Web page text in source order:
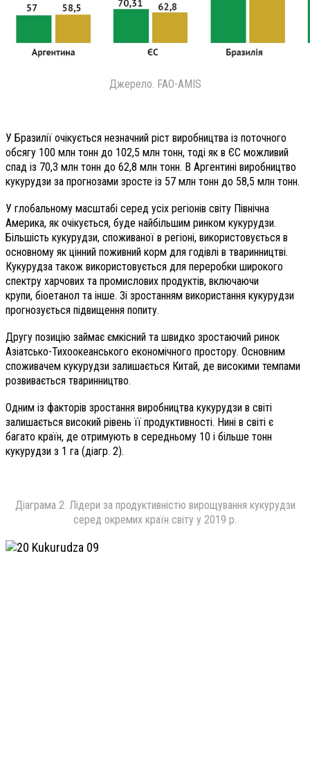
Джерело. FAO-AMIS
У Бразилії очікується незначний ріст виробництва із поточного
обсягу 100 млн тонн до 102,5 млн тонн, тоді як в ЄС можливий
спад із 70,3 млн тонн до 62,8 млн тонн. В Аргентині виробництво
кукурудзи за прогнозами зросте із 57 млн тонн до 58,5 млн тонн.
У глобальному масштабі серед усіх регіонів світу Північна
Америка, як очікується, буде найбільшим ринком кукурудзи.
Більшість кукурудзи, споживаної в регіоні, використовується в
основному як цінний поживний корм для годівлі в тваринництві.
Кукурудза також використовується для переробки широкого
спектру харчових та промислових продуктів, включаючи
крупи, біоетанол та інше. Зі зростанням використання кукурудзи
прогнозується підвищення попиту.
Другу позицію займає ємкісний та швидко зростаючий ринок
Азіатсько-Тихоокеанського економічного простору. Основним
споживачем кукурудзи залишається Китай, де високими темпами
розвивається тваринництво.
Одним із факторів зростання виробництва кукурудзи в світі
залишається високий рівень її продуктивності. Нині в світі є
багато країн, де отримують в середньому 10 і більше тонн
кукурудзи з 1 га (діагр. 2).
Діаграма 2. Лідери за продуктивністю вирощування кукурудзи
серед окремих країн світу у 2019 р.